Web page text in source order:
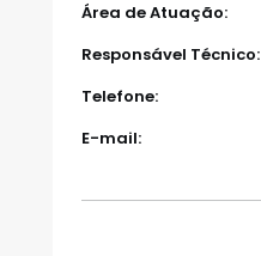
Área de Atuação:
Responsável Técnico:
Telefone:
E-mail: